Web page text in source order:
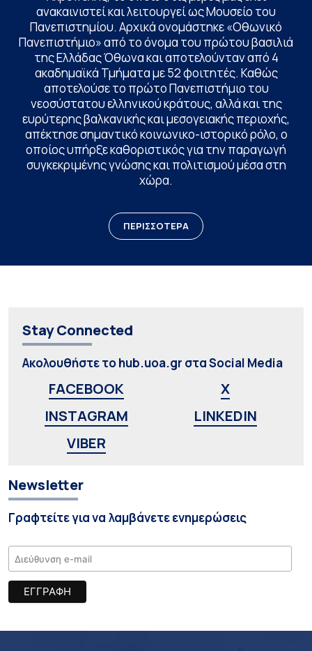
ανακαινιστεί και λειτουργεί ως Μουσείο του
Πανεπιστημίου. Αρχικά ονομάστηκε «Οθωνικό
Πανεπιστήμιο» από το όνομα του πρώτου βασιλιά
της Ελλάδας Όθωνα και αποτελούνταν από 4
ακαδημαϊκά Τμήματα με 52 φοιτητές. Καθώς
αποτελούσε το πρώτο Πανεπιστήμιο του
νεοσύστατου ελληνικού κράτους, αλλά και της
ευρύτερης βαλκανικής και μεσογειακής περιοχής,
απέκτησε σημαντικό κοινωνικο-ιστορικό ρόλο, ο
οποίος υπήρξε καθοριστικός για την παραγωγή
συγκεκριμένης γνώσης και πολιτισμού μέσα στη
χώρα.
ΠΕΡΙΣΣΟΤΕΡΑ
Stay Connected
Ακολουθήστε το hub.uoa.gr στα Social Media
FACEBOOK
X
INSTAGRAM
LINKEDIN
VIBER
Newsletter
Γραφτείτε για να λαμβάνετε ενημερώσεις